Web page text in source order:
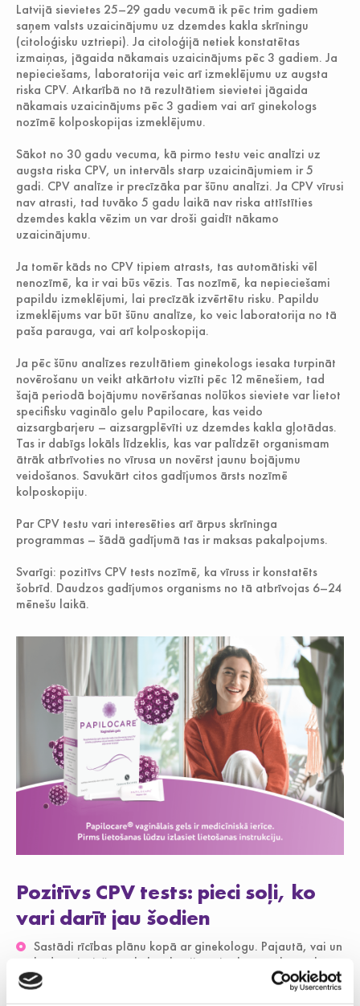
Latvijā sievietes 25–29 gadu vecumā ik pēc trim gadiem
saņem valsts uzaicinājumu uz dzemdes kakla skrīningu
(citoloģisku uztriepi). Ja citoloģijā netiek konstatētas
izmaiņas, jāgaida nākamais uzaicinājums pēc 3 gadiem. Ja
nepieciešams, laboratorija veic arī izmeklējumu uz augsta
riska CPV. Atkarībā no tā rezultātiem sievietei jāgaida
nākamais uzaicinājums pēc 3 gadiem vai arī ginekologs
nozīmē kolposkopijas izmeklējumu.
Sākot no 30 gadu vecuma, kā pirmo testu veic analīzi uz
augsta riska CPV, un intervāls starp uzaicinājumiem ir 5
gadi. CPV analīze ir precīzāka par šūnu analīzi. Ja CPV vīrusi
nav atrasti, tad tuvāko 5 gadu laikā nav riska attīstīties
dzemdes kakla vēzim un var droši gaidīt nākamo
uzaicinājumu.
Ja tomēr kāds no CPV tipiem atrasts, tas automātiski vēl
nenozīmē, ka ir vai būs vēzis. Tas nozīmē, ka nepieciešami
papildu izmeklējumi, lai precīzāk izvērtētu risku. Papildu
izmeklējums var būt šūnu analīze, ko veic laboratorija no tā
paša parauga, vai arī kolposkopija.
Ja pēc šūnu analīzes rezultātiem ginekologs iesaka turpināt
novērošanu un veikt atkārtotu vizīti pēc 12 mēnešiem, tad
šajā periodā bojājumu novēršanas nolūkos sieviete var lietot
specifisku vaginālo gelu Papilocare, kas veido
aizsargbarjeru – aizsargplēvīti uz dzemdes kakla gļotādas.
Tas ir dabīgs lokāls līdzeklis, kas var palīdzēt organismam
ātrāk atbrīvoties no vīrusa un novērst jaunu bojājumu
veidošanos. Savukārt citos gadījumos ārsts nozīmē
kolposkopiju.
Par CPV testu vari interesēties arī ārpus skrīninga
programmas – šādā gadījumā tas ir maksas pakalpojums.
Svarīgi: pozitīvs CPV tests nozīmē, ka vīruss ir konstatēts
šobrīd. Daudzos gadījumos organisms no tā atbrīvojas 6–24
mēnešu laikā.
Pozitīvs CPV tests: pieci soļi, ko
vari darīt jau šodien
Sastādi rīcības plānu kopā ar ginekologu. Pajautā, vai un
kad nepieciešama kolposkopija vai atkārtota kontrole
(parasti pēc 6–12 mēnešiem).
Apsver vakcināciju pret CPV. Tā palīdz pasargāt no